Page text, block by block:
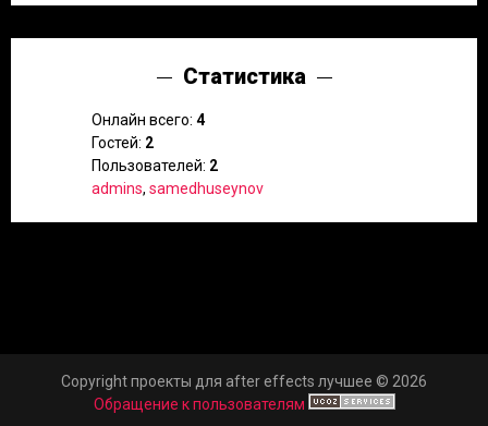
Статистика
Онлайн всего: 4
Гостей: 2
Пользователей: 2
admins, samedhuseynov
Copyright проекты для after effects лучшее © 2026
Обращение к пользователям